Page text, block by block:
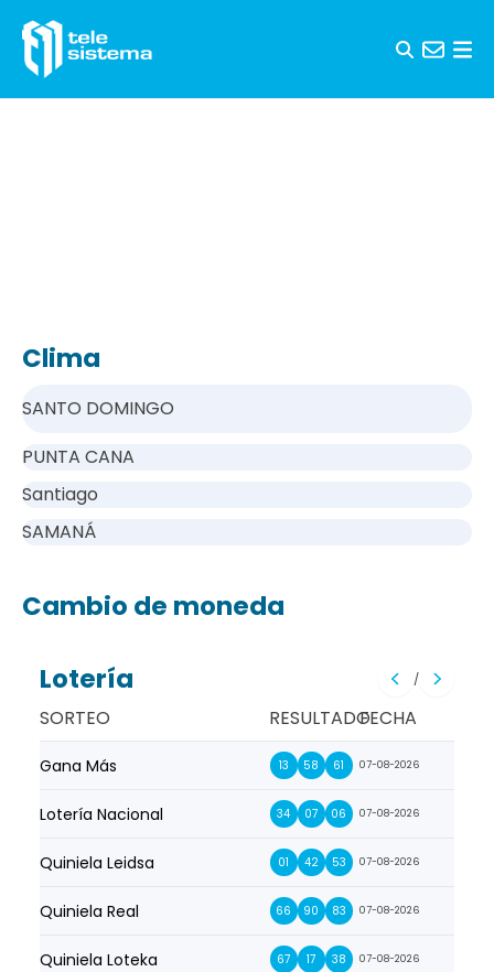
Clima
SANTO DOMINGO
PUNTA CANA
Santiago
SAMANÁ
Cambio de moneda
Lotería /
SORTEO RESULTADOFECHA
Gana Más 13 58 61 07-08-2026
Lotería Nacional 34 07 06 07-08-2026
Quiniela Leidsa 01 42 53 07-08-2026
Quiniela Real 66 90 83 07-08-2026
Quiniela Loteka 67 17 38 07-08-2026